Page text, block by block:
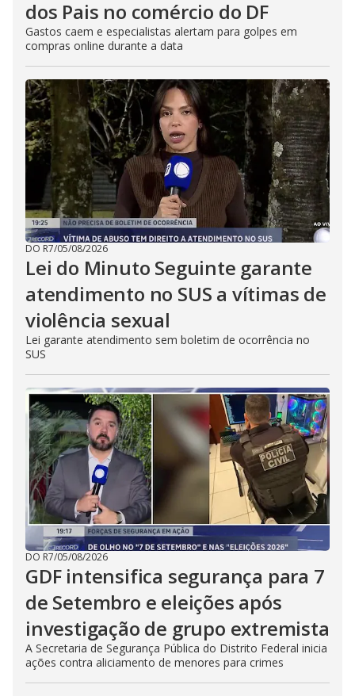
dos Pais no comércio do DF
Gastos caem e especialistas alertam para golpes em
compras online durante a data
DO R7/05/08/2026
Lei do Minuto Seguinte garante
atendimento no SUS a vítimas de
violência sexual
Lei garante atendimento sem boletim de ocorrência no
SUS
DO R7/05/08/2026
GDF intensifica segurança para 7
de Setembro e eleições após
investigação de grupo extremista
A Secretaria de Segurança Pública do Distrito Federal inicia
ações contra aliciamento de menores para crimes